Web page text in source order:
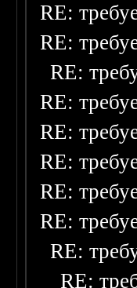
RE:
RE:
RE:
RE:
RE:
RE:
RE:
RE:
RE:
RE: